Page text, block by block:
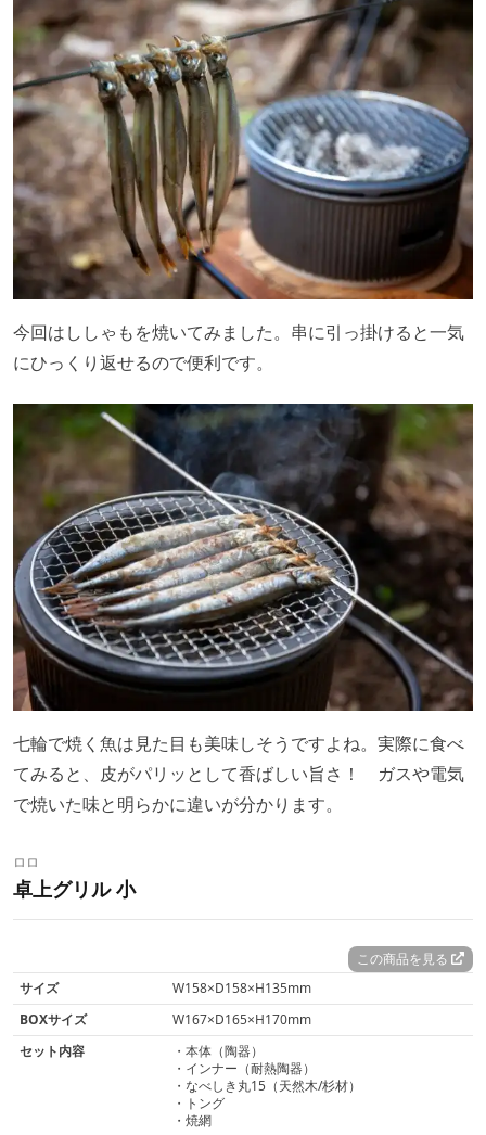
今回はししゃもを焼いてみました。串に引っ掛けると一気
にひっくり返せるので便利です。
七輪で焼く魚は見た目も美味しそうですよね。実際に食べ
てみると、皮がパリッとして香ばしい旨さ！ ガスや電気
で焼いた味と明らかに違いが分かります。
ロロ
卓上グリル 小
この商品を見る
サイズ
W158×D158×H135mm
BOXサイズ
W167×D165×H170mm
セット内容
・本体（陶器）
・インナー（耐熱陶器）
・なべしき丸15（天然木/杉材）
・トング
・焼網